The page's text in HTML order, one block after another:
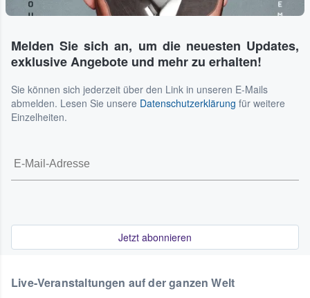
Melden Sie sich an, um die neuesten Updates,
exklusive Angebote und mehr zu erhalten!
Sie können sich jederzeit über den Link in unseren E-Mails
abmelden. Lesen Sie unsere Datenschutzerklärung für weitere
Einzelheiten.
Jetzt abonnieren
Live-Veranstaltungen auf der ganzen Welt